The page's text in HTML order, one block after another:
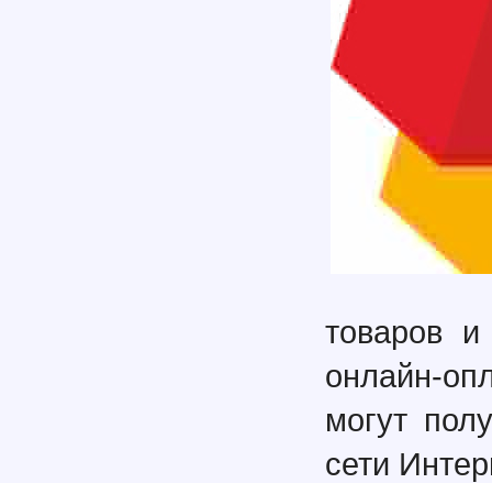
товаров
онлайн-
могут
сети